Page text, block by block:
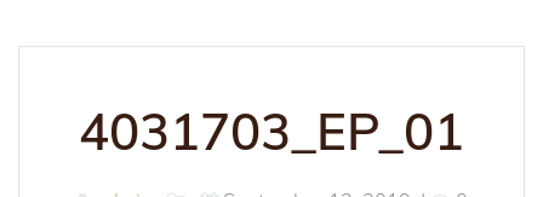
4031703_EP_01